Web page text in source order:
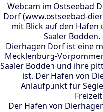
Webcam im Ostseebad
Dorf (www.ostseebad-
mit Blick auf den Hafen
Saaler Bodden.
Dierhagen Dorf ist eine
Mecklenburg-
Saaler Bodden und ihre
ist. Der Hafen von
Anlaufpunkt für
Der Hafen von